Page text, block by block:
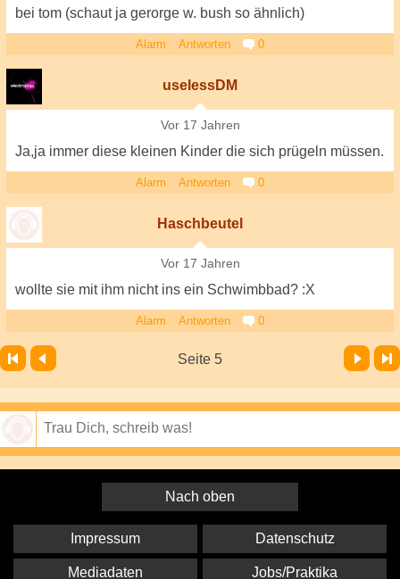
bei tom (schaut ja gerorge w. bush so ähnlich)
Alarm Antworten 0
uselessDM
Vor 17 Jahren
Ja,ja immer diese kleinen Kinder die sich prügeln müssen.
Alarm Antworten 0
Haschbeutel
Vor 17 Jahren
wollte sie mit ihm nicht ins ein Schwimbbad? :X
Alarm Antworten 0
Seite 5
Vor Letzte Seite
Nach oben
Impressum Datenschutz
Mediadaten Jobs/Praktika